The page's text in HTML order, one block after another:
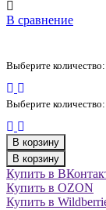
В сравнение
Выберите количество:
Выберите количество:
В корзину
В корзину
Купить в
Купить в OZON
Купить в